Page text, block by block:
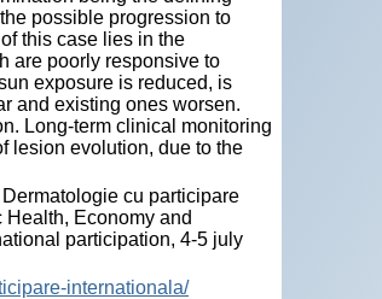
possible progression to
this case lies in the
are poorly responsive to
exposure is reduced, is
and existing ones worsen.
Long-term clinical monitoring
lesion evolution, due to the
cu participare
Economy and
participation, 4-5 july
internationala/